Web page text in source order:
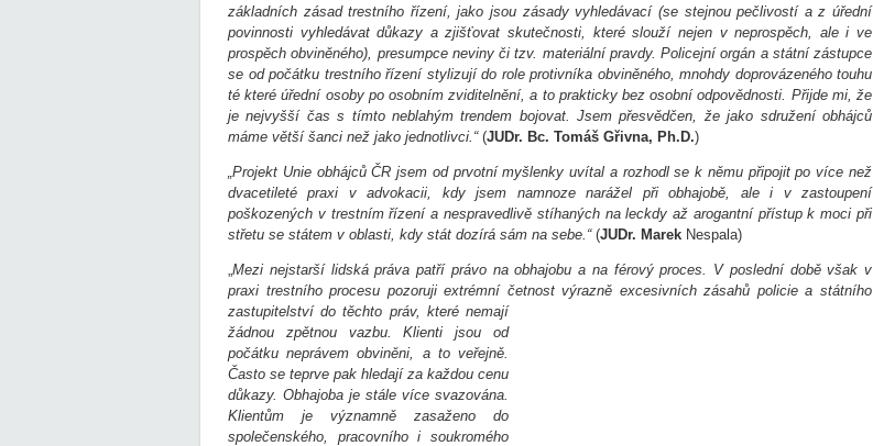
základních zásad trestního řízení, jako jsou zásady vyhledávací (se stejnou pečlivostí a z úřední
povinnosti vyhledávat důkazy a zjišťovat skutečnosti, které slouží nejen v neprospěch, ale i ve
prospěch obviněného), presumpce neviny či tzv. materiální pravdy. Policejní orgán a státní zástupce
se od počátku trestního řízení stylizují do role protivníka obviněného, mnohdy doprovázeného touhu
té které úřední osoby po osobním zviditelnění, a to prakticky bez osobní odpovědnosti. Přijde mi, že
je nejvyšší čas s tímto neblahým trendem bojovat. Jsem přesvědčen, že jako sdružení obhájců
máme větší šanci než jako jednotlivci.“(JUDr. Bc. Tomáš Gřivna, Ph.D.)
„Projekt Unie obhájců ČR jsem od prvotní myšlenky uvítal a rozhodl se k němu připojit po více než
dvacetileté praxi v advokacii, kdy jsem namnoze narážel při obhajobě, ale i v zastoupení
poškozených v trestním řízení a nespravedlivě stíhaných na leckdy až arogantní přístup k moci při
střetu se státem v oblasti, kdy stát dozírá sám na sebe.“(JUDr. Marek Nespala)
Mezi nejstarší lidská práva patří právo na obhajobu a na férový proces. V poslední době však v
praxi trestního procesu pozoruji extrémní četnost výrazně excesivních zásahů policie a státního
zastupitelství do těchto práv, které nemají
žádnou zpětnou vazbu. Klienti jsou od
počátku neprávem obviněni, a to veřejně.
Často se teprve pak hledají za každou cenu
důkazy. Obhajoba je stále více svazována.
Klientům je významně zasaženo do
společenského, pracovního i soukromého